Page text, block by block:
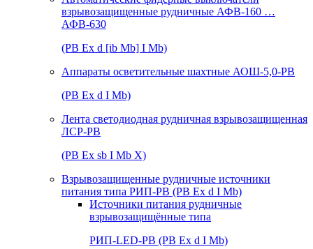
взрывозащищенные рудничные АФВ-160 …
АФВ-630
(РВ Ex d [ib Mb] I Mb)
Аппараты осветительные шахтные АОШ-5,0-РВ
(РВ Ex d I Mb)
Лента светодиодная рудничная взрывозащищенная
ЛСР-РВ
(РВ Ex sb I Mb Х)
Взрывозащищенные рудничные источники
питания типа РИП-РВ (РВ Ex d I Mb)
Источники питания рудничные
взрывозащищённые типа
РИП-LED-РВ (РВ Ex d I Mb)